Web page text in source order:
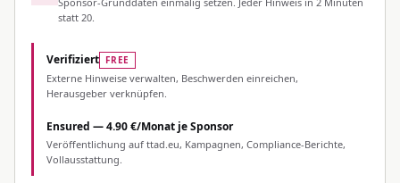
statt 20.
Verifiziert FREE
Externe Hinweise verwalten, Beschwerden einreichen,
Herausgeber verknüpfen.
Ensured — 4.90 €/Monat je Sponsor
Veröffentlichung auf ttad.eu, Kampagnen, Compliance-Berichte,
Vollausstattung.